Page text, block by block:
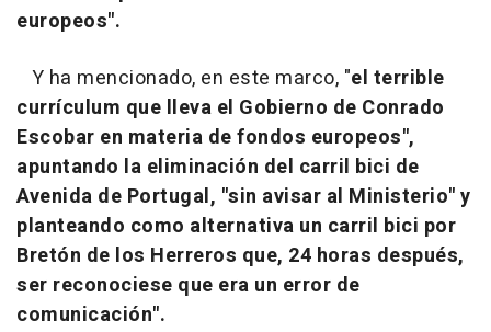
europeos".
Y ha mencionado, en este marco, "el terrible
currículum que lleva el Gobierno de Conrado
Escobar en materia de fondos europeos",
apuntando la eliminación del carril bici de
Avenida de Portugal, "sin avisar al Ministerio" y
planteando como alternativa un carril bici por
Bretón de los Herreros que, 24 horas después,
ser reconociese que era un error de
comunicación".